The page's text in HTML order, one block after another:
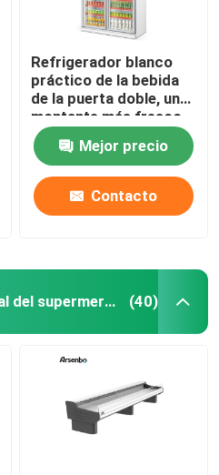
Refrigerador blanco
práctico de la bebida
de la puerta doble, un
montante más fresco
de la botella comercial
1200L Mejor precio
Contacto
Refrigerador comercial del supermercado (40)